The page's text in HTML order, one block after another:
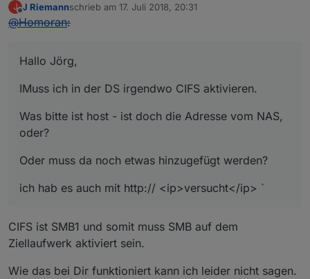
J
Offline
J Riemannschrieb am 17. Juli 2018, 20:31
zuletzt editiert von
@Homoran:
Hallo Jörg,
IMuss ich in der DS irgendwo CIFS aktivieren.
Was bitte ist host - ist doch die Adresse vom NAS,
oder?
Oder muss da noch etwas hinzugefügt werden?
ich hab es auch mit http:// <ip>versucht</ip> `
CIFS ist SMB1 und somit muss SMB auf dem
Ziellaufwerk aktiviert sein.
Wie das bei Dir funktioniert kann ich leider nicht sagen.